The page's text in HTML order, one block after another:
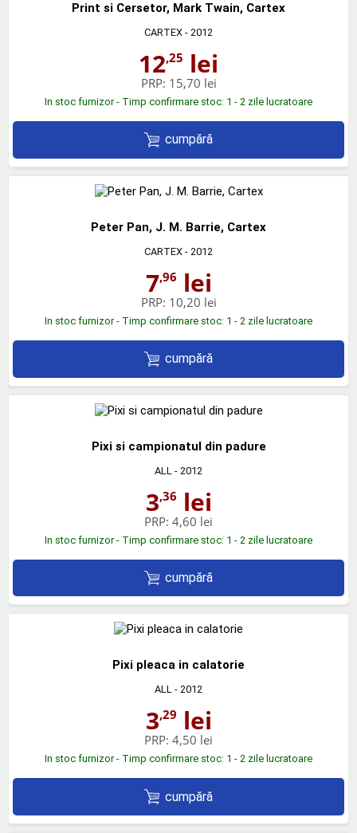
Print si Cersetor, Mark Twain, Cartex
CARTEX - 2012
12,25 lei
PRP: 15,70 lei
In stoc furnizor - Timp confirmare stoc: 1 - 2 zile lucratoare
cumpără
Peter Pan, J. M. Barrie, Cartex
CARTEX - 2012
7,96 lei
PRP: 10,20 lei
In stoc furnizor - Timp confirmare stoc: 1 - 2 zile lucratoare
cumpără
Pixi si campionatul din padure
ALL - 2012
3,36 lei
PRP: 4,60 lei
In stoc furnizor - Timp confirmare stoc: 1 - 2 zile lucratoare
cumpără
Pixi pleaca in calatorie
ALL - 2012
3,29 lei
PRP: 4,50 lei
In stoc furnizor - Timp confirmare stoc: 1 - 2 zile lucratoare
cumpără